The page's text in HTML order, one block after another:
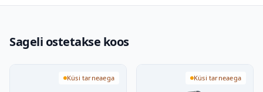
Sageli ostetakse koos
Küsi tarneaega Küsi tarneaega